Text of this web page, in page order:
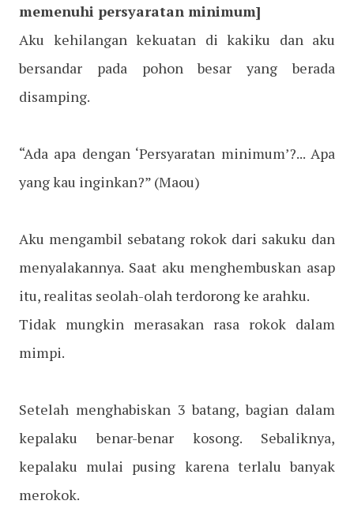
memenuhi persyaratan minimum]
Aku kehilangan kekuatan di kakiku dan aku
bersandar pada pohon besar yang berada
disamping.
“Ada apa dengan ‘Persyaratan minimum’?... Apa
yang kau inginkan?” (Maou)
Aku mengambil sebatang rokok dari sakuku dan
menyalakannya. Saat aku menghembuskan asap
itu, realitas seolah-olah terdorong ke arahku.
Tidak mungkin merasakan rasa rokok dalam
mimpi.
Setelah menghabiskan 3 batang, bagian dalam
kepalaku benar-benar kosong. Sebaliknya,
kepalaku mulai pusing karena terlalu banyak
merokok.